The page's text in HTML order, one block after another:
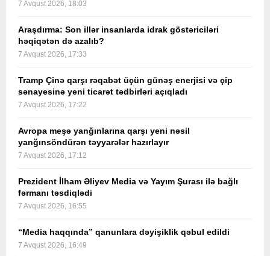
7 Avqust 2026, 18:03
Araşdırma: Son illər insanlarda idrak göstəriciləri
həqiqətən də azalıb?
7 Avqust 2026, 17:33
Tramp Çinə qarşı rəqabət üçün günəş enerjisi və çip
sənayesinə yeni ticarət tədbirləri açıqladı
7 Avqust 2026, 17:22
Avropa meşə yanğınlarına qarşı yeni nəsil
yanğınsöndürən təyyarələr hazırlayır
7 Avqust 2026, 17:12
Prezident İlham Əliyev Media və Yayım Şurası ilə bağlı
fərmanı təsdiqlədi
7 Avqust 2026, 16:55
“Media haqqında” qanunlara dəyişiklik qəbul edildi
7 Avqust 2026, 16:49